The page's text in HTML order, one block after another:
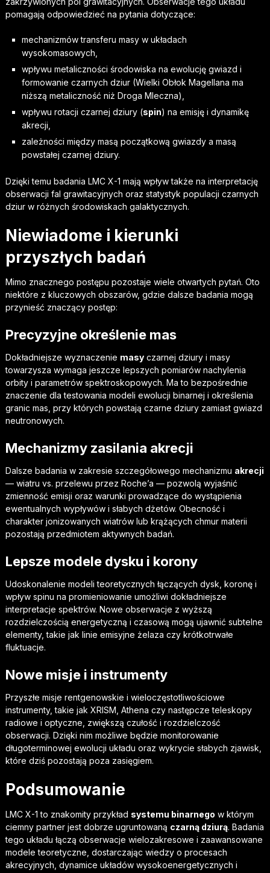
pomagają odpowiedzieć na pytania dotyczące:
mechanizmów transferu masy w układach
wysokomasowych,
wpływu metaliczności środowiska na ewolucję gwiazd i
formowanie czarnych dziur (Wielki Obłok Magellana ma
niższą metaliczność niż Droga Mleczna),
wpływu rotacji czarnej dziury (spin) na emisję i dynamikę
akrecji,
zależności między masą początkową gwiazdy a masą
powstałej czarnej dziury.
Dzięki temu badania LMC X-1 mają wpływ także na interpretację
obserwacji fal grawitacyjnych oraz statystyk populacji czarnych
dziur w różnych środowiskach galaktycznych.
Niewiadome i kierunki
przyszłych badań
Mimo znacznego postępu pozostaje wiele otwartych pytań. Oto
niektóre z kluczowych obszarów, gdzie dalsze badania mogą
przynieść znaczący postęp:
Precyzyjne określenie mas
Dokładniejsze wyznaczenie masyczarnej dziury i masy
towarzysza wymaga jeszcze lepszych pomiarów nachylenia
orbity i parametrów spektroskopowych. Ma to bezpośrednie
znaczenie dla testowania modeli ewolucji binarnej i określenia
granic mas, przy których powstają czarne dziury zamiast gwiazd
neutronowych.
Mechanizmy zasilania akrecji
Dalsze badania w zakresie szczegółowego mechanizmu akrecji
— wiatru vs. przelewu przez Roche’a — pozwolą wyjaśnić
zmienność emisji oraz warunki prowadzące do wystąpienia
ewentualnych wypływów i słabych dżetów. Obecność i
charakter jonizowanych wiatrów lub krążących chmur materii
pozostają przedmiotem aktywnych badań.
Lepsze modele dysku i korony
Udoskonalenie modeli teoretycznych łączących dysk, koronę i
wpływ spinu na promieniowanie umożliwi dokładniejsze
interpretacje spektrów. Nowe obserwacje z wyższą
rozdzielczością energetyczną i czasową mogą ujawnić subtelne
elementy, takie jak linie emisyjne żelaza czy krótkotrwałe
fluktuacje.
Nowe misje i instrumenty
Przyszłe misje rentgenowskie i wieloczęstotliwościowe
instrumenty, takie jak XRISM, Athena czy następcze teleskopy
radiowe i optyczne, zwiększą czułość i rozdzielczość
obserwacji. Dzięki nim możliwe będzie monitorowanie
długoterminowej ewolucji układu oraz wykrycie słabych zjawisk,
które dziś pozostają poza zasięgiem.
Podsumowanie
LMC X-1 to znakomity przykład systemu binarnego w którym
ciemny partner jest dobrze ugruntowaną czarną dziurą. Badania
tego układu łączą obserwacje wielozakresowe i zaawansowane
modele teoretyczne, dostarczając wiedzy o procesach
akrecyjnych, dynamice układów wysokoenergetycznych i